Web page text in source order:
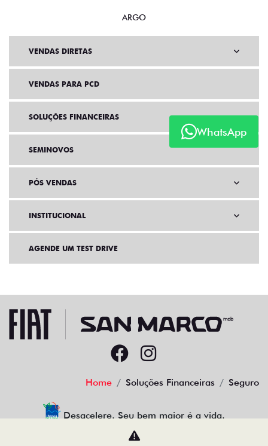
WhatsApp
ARGO
VENDAS DIRETAS
VENDAS PARA PCD
SOLUÇÕES FINANCEIRAS
SEMINOVOS
PÓS VENDAS
INSTITUCIONAL
AGENDE UM TEST DRIVE
Home Soluções Financeiras Seguro
Desacelere. Seu bem maior é a vida.